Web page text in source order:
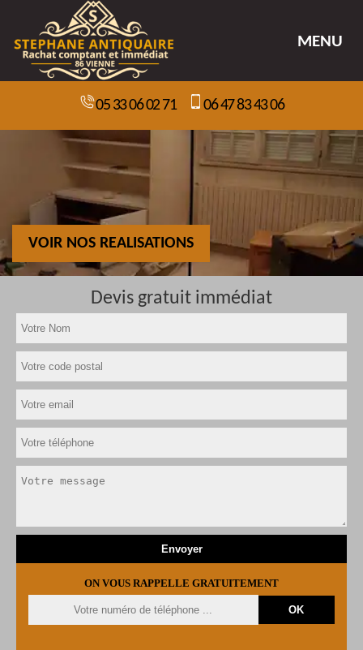
MENU
05 33 06 02 71 06 47 83 43 06
VOIR NOS REALISATIONS
Devis gratuit immédiat
ON VOUS RAPPELLE GRATUITEMENT